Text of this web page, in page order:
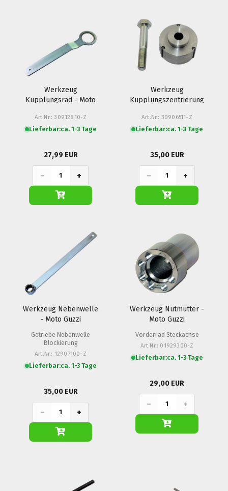
Werkzeug
Kupplungsrad - Moto
Art.Nr.: 30912810-Z
Lieferbar:ca. 1-3 Tage
27,99 EUR
− +
Werkzeug
Kupplungszentrierung
Art.Nr.: 30906511-Z
Lieferbar:ca. 1-3 Tage
35,00 EUR
− +
Werkzeug Nebenwelle
- Moto Guzzi
Getriebe Nebenwelle
Blockierung
Art.Nr.: 12907100-Z
Lieferbar:ca. 1-3 Tage
35,00 EUR
− +
Werkzeug Nutmutter -
Moto Guzzi
Vorderrad Steckachse
Art.Nr.: 01929300-Z
Lieferbar:ca. 1-3 Tage
29,00 EUR
− +